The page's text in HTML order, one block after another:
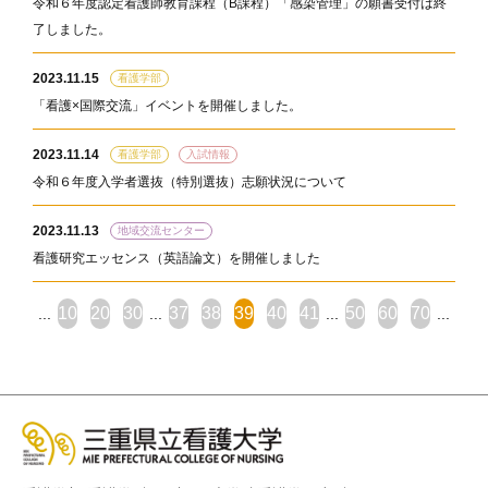
令和６年度認定看護師教育課程（B課程）「感染管理」の願書受付は終
了しました。
2023.11.15 看護学部
「看護×国際交流」イベントを開催しました。
2023.11.14 看護学部 入試情報
令和６年度入学者選抜（特別選抜）志願状況について
2023.11.13 地域交流センター
看護研究エッセンス（英語論文）を開催しました
10 20 30 37 38 39 40 41 50 60 70